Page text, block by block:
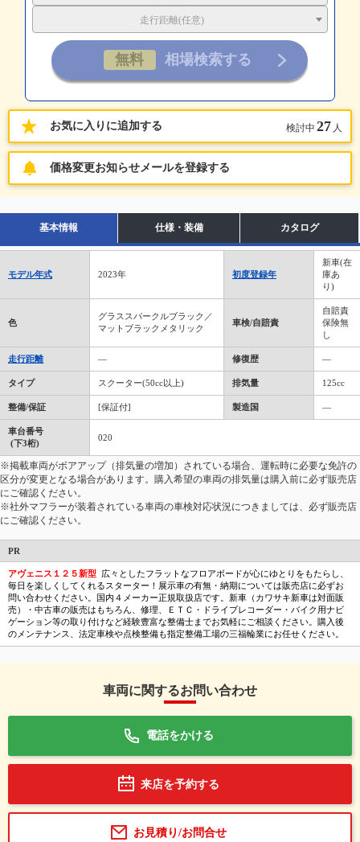
走行距離(任意)
お気に入りに追加する 検討中 27 人
価格変更お知らせメールを登録する
基本情報 仕様・装備 カタログ
モデル年式 2023年 初度登録年
新車(在
庫あ
り)
色
グラススパークルブラック／
マットブラックメタリック
車検/自賠責
自賠責
保険無
し
走行距離 ― 修復歴 ―
タイプ スクーター(50cc以上) 排気量 125cc
整備/保証 [保証付] 製造国 ―
車台番号
(下3桁)
020
※掲載車両がボアアップ（排気量の増加）されている場合、運転時に必要な免許の
区分が変更となる場合があります。購入希望の車両の排気量は購入前に必ず販売店
にご確認ください。
※社外マフラーが装着されている車両の車検対応状況につきましては、必ず販売店
にご確認ください。
PR
アヴェニス１２５新型 広々としたフラットなフロアボードが心にゆとりをもたらし、
毎日を楽しくしてくれるスターター！展示車の有無・納期については販売店に必ずお
問い合わせください。国内４メーカー正規取扱店です。新車（カワサキ新車は対面販
売）・中古車の販売はもちろん、修理、ＥＴＣ・ドライブレコーダー・バイク用ナビ
ゲーション等の取り付けなど経験豊富な整備士までお気軽にご相談ください。購入後
のメンテナンス、法定車検や点検整備も指定整備工場の三福輪業にお任せください。
車両に関するお問い合わせ
電話をかける
来店を予約する
お見積り/お問合せ